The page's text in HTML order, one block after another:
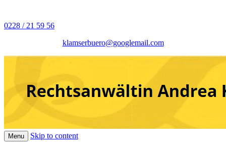
Rechtsanwältin Andrea
Klamser
Juristisches Repetitorium Andrea
Klamser Bonn
0228 / 21 59 56
klamserbuero@googlemail.com
Menu Skip to content